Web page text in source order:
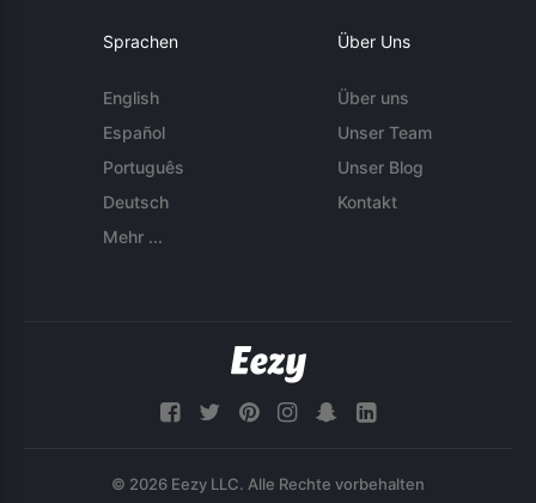
Sprachen
English
Español
Português
Deutsch
Mehr ...
Über Uns
Über uns
Unser Team
Unser Blog
Kontakt
© 2026 Eezy LLC. Alle Rechte vorbehalten